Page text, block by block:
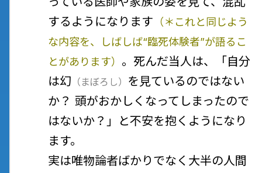
するようになります （＊これと同じよう
な内容を、しばしば“臨死体験者”が語るこ
とがあります） 。死んだ当人は、「自分
は幻 （ まぼろし） を見ているのではない
か？ 頭がおかしくなってしまったので
はないか？」と不安を抱くようになり
ます。
実は唯物論者ばかりでなく大半の人間